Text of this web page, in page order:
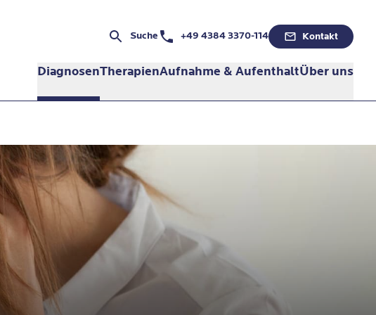
Suche Telefonnummer:
+49 4384 3370-114 Kontakt
DiagnosenTherapienAufnahme & AufenthaltÜber uns